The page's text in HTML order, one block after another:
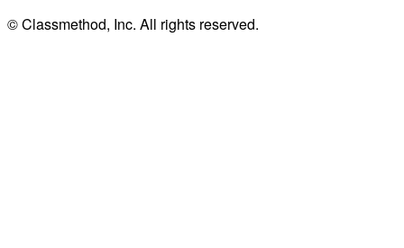
© Classmethod, Inc. All rights reserved.